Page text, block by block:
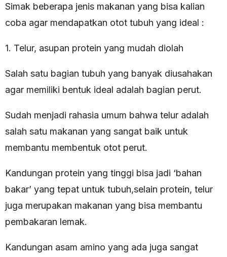
Simak beberapa jenis makanan yang bisa kalian
coba agar mendapatkan otot tubuh yang ideal :
1. Telur, asupan protein yang mudah diolah
Salah satu bagian tubuh yang banyak diusahakan
agar memiliki bentuk ideal adalah bagian perut.
Sudah menjadi rahasia umum bahwa telur adalah
salah satu makanan yang sangat baik untuk
membantu membentuk otot perut.
Kandungan protein yang tinggi bisa jadi ‘bahan
bakar’ yang tepat untuk tubuh,selain protein, telur
juga merupakan makanan yang bisa membantu
pembakaran lemak.
Kandungan asam amino yang ada juga sangat